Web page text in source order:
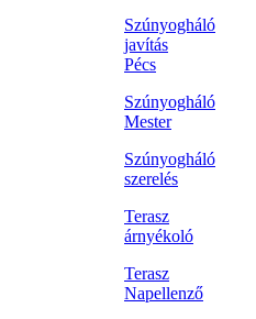
Szúnyogháló
javítás
Pécs
Szúnyogháló
Mester
Szúnyogháló
szerelés
Terasz
árnyékoló
Terasz
Napellenző